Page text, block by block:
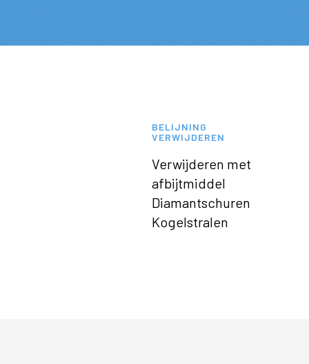
BELIJNING
VERWIJDEREN
Verwijderen met
afbijtmiddel
Diamantschuren
Kogelstralen